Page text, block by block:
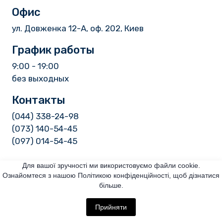
Офис
ул. Довженка 12-А, оф. 202, Киев
График работы
9:00 - 19:00
без выходных
Контакты
(044) 338-24-98
(073) 140-54-45
(097) 014-54-45
moc.liamg%40veik.lorna
au.moc.lorna%40rotcerid
Для вашої зручності ми використовуємо файли cookie.
Ознайомтеся з нашою Політикою конфіденційності, щоб дізнатися
більше.
Прийняти